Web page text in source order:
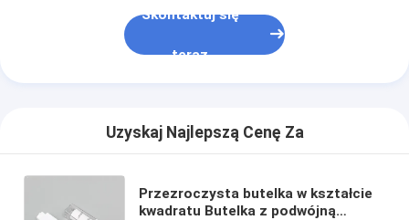
Skontaktuj się
teraz
Uzyskaj Najlepszą Cenę Za
Przezroczysta butelka w kształcie
kwadratu Butelka z podwójną